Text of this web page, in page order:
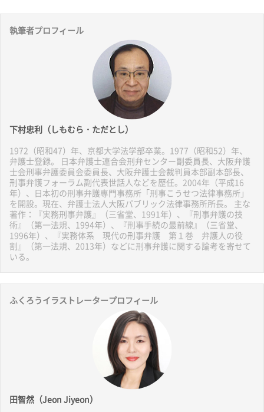
執筆者プロフィール
下村忠利（しもむら・ただとし）
1972（昭和47）年、京都大学法学部卒業。1977（昭和52）年、
弁護士登録。 日本弁護士連合会刑弁センター副委員長、大阪弁護
士会刑事弁護委員会委員長、大阪弁護士会裁判員本部副本部長、
刑事弁護フォーラム副代表世話人などを歴任。2004年（平成16
年）、日本初の刑事弁護専門事務所「刑事こうせつ法律事務所」
を開設。現在、弁護士法人大阪パブリック法律事務所所長。 主な
著作：『実務刑事弁護』（三省堂、1991年）、『刑事弁護の技
術』（第一法規、1994年）、『刑事手続の最前線』（三省堂、
1996年）、『実務体系 現代の刑事弁護 第１巻 弁護人の役
割』（第一法規、2013年）などに刑事弁護に関する論考を寄せて
いる。
ふくろうイラストレータープロフィール
田智然（Jeon Jiyeon）